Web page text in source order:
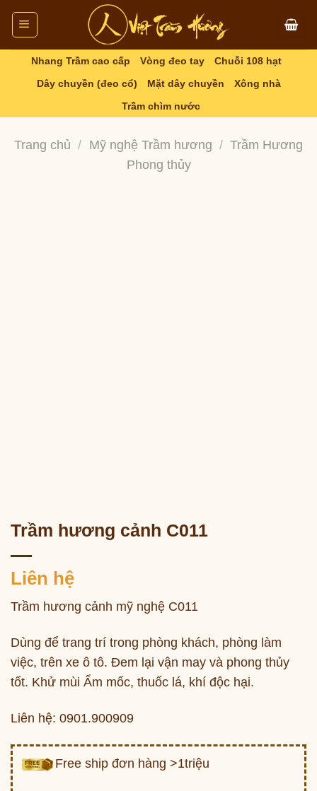
Skip
content
Nhang Trầm cao cấp Vòng đeo tay
Chuỗi 108 hạt
Dây chuyền (đeo cổ)
Mặt dây chuyền
Xông nhà
Trầm chìm nước
Trang chủ / Mỹ nghệ Trầm hương / Trầm Hương
Phong thủy
Trầm hương cảnh C011
Liên hệ
Trầm hương cảnh mỹ nghệ C011
Dùng để trang trí trong phòng khách, phòng làm
việc, trên xe ô tô. Đem lại vận may và phong thủy
tốt. Khử mùi Ẩm mốc, thuốc lá, khí độc hại.
Liên hệ: 0901.900909
Free ship đơn hàng >1triệu